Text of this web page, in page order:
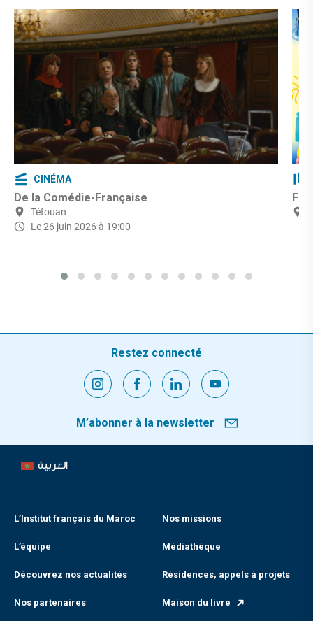
CINÉMA
De la Comédie-Française
Tétouan
Le 26 juin 2026 à 19:00
Restez connecté
M’abonner à la newsletter
العربية
L’Institut français du Maroc Nos missions
L’équipe Médiathèque
Découvrez nos actualités Résidences, appels à projets
Nos partenaires Maison du livre